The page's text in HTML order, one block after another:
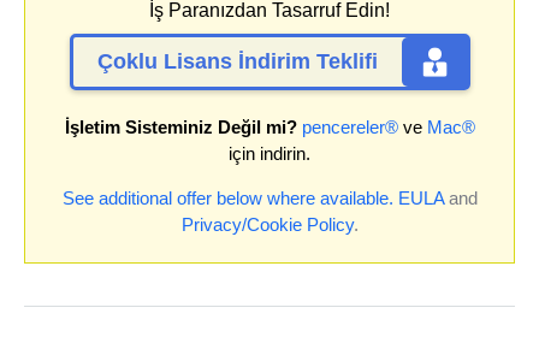
İş Paranızdan Tasarruf Edin!
Çoklu Lisans İndirim Teklifi
İşletim Sisteminiz Değil mi? pencereler®ve Mac®
için indirin.
See additional offer below where available. EULAand
Privacy/Cookie Policy.